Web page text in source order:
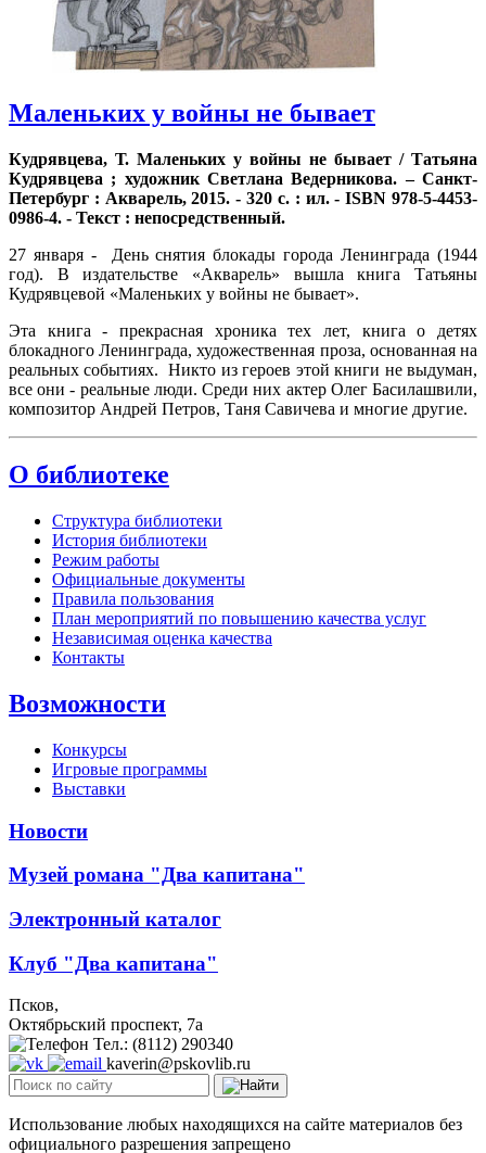
Маленьких у войны не бывает
Кудрявцева, Т. Маленьких у войны не бывает / Татьяна
Кудрявцева ; художник Светлана Ведерникова. – Санкт-
Петербург : Акварель, 2015. - 320 с. : ил. - ISBN 978-5-4453-
0986-4. - Текст : непосредственный.
27 января - День снятия блокады города Ленинграда (1944
год). В издательстве «Акварель» вышла книга Татьяны
Кудрявцевой «Маленьких у войны не бывает».
Эта книга - прекрасная хроника тех лет, книга о детях
блокадного Ленинграда, художественная проза, основанная на
реальных событиях. Никто из героев этой книги не выдуман,
все они - реальные люди. Среди них актер Олег Басилашвили,
композитор Андрей Петров, Таня Савичева и многие другие.
О библиотеке
Структура библиотеки
История библиотеки
Режим работы
Официальные документы
Правила пользования
План мероприятий по повышению качества услуг
Независимая оценка качества
Контакты
Возможности
Конкурсы
Игровые программы
Выставки
Новости
Музей романа "Два капитана"
Электронный каталог
Клуб "Два капитана"
Псков,
Октябрьский проспект, 7a
Тел.: (8112) 290340
kaverin@pskovlib.ru
Использование любых находящихся на сайте материалов без
официального разрешения запрещено